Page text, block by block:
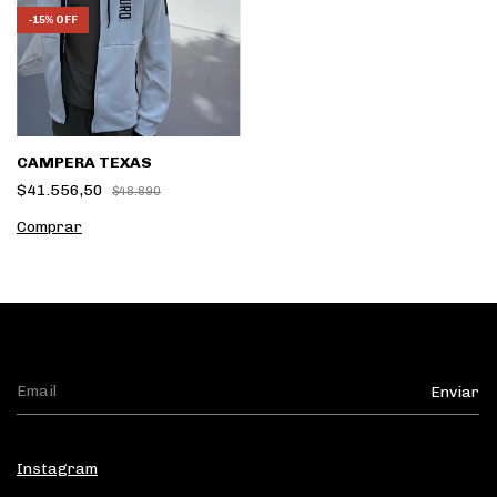
-15% OFF
CAMPERA TEXAS
$41.556,50
$48.890
Comprar
Instagram